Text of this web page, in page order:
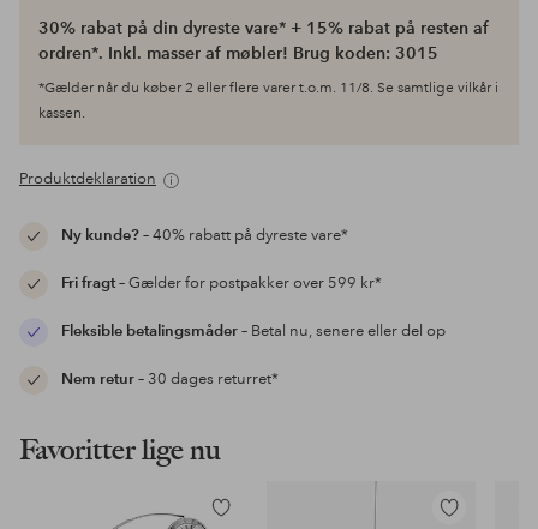
30% rabat på din dyreste vare* + 15% rabat på resten af
ordren*. Inkl. masser af møbler! Brug koden: 3015
*Gælder når du køber 2 eller flere varer t.o.m. 11/8. Se samtlige vilkår i
kassen.
Produktdeklaration
Ny kunde?– 40% rabatt på dyreste vare*
Fri fragt– Gælder for postpakker over 599 kr*
Fleksible betalingsmåder– Betal nu, senere eller del op
Nem retur– 30 dages returret*
Favoritter lige nu
Tilføj
Tilføj